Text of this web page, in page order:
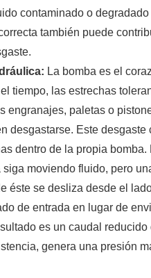
contaminado o degradado
también puede
La bomba es el
tiempo, las estrechas
engranajes, paletas o
desgastarse. Este desgaste
dentro de la propia bomba.
siga moviendo fluido, pero
éste se desliza desde el
de entrada en lugar de
es un caudal reducido
genera una presión